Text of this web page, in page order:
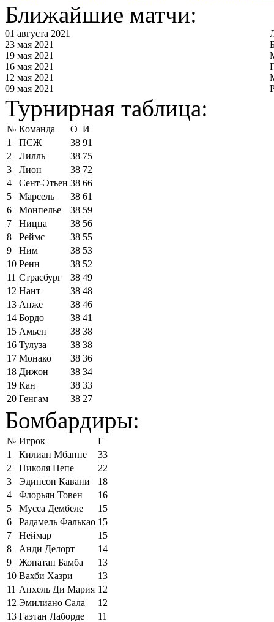
Ближайшие матчи:
01 августа 2021
23 мая 2021
19 мая 2021
16 мая 2021
12 мая 2021
09 мая 2021
Турнирная таблица:
№ Команда О И
1
ПСЖ 38 91
2
Лилль 38 75
3
Лион 38 72
4
Сент-Этьен 38 66
5
Марсель 38 61
6
Монпелье 38 59
7
Ницца 38 56
8
Реймс 38 55
9
Ним 38 53
10 Ренн 38 52
11 Страсбург 38 49
12 Нант 38 48
13 Анже 38 46
14 Бордо 38 41
15 Амьен 38 38
16 Тулуза 38 38
17 Монако 38 36
18 Дижон 38 34
19 Кан 38 33
20 Генгам 38 27
Бомбардиры:
№ Игрок
Г
1
Килиан Мбаппе
33
2
Николя Пепе
22
3
Эдинсон Кавани
18
4
Флорьян Товен
16
5
Мусса Дембеле
15
6
Радамель Фалькао 15
7
Неймар
15
8
Анди Делорт
14
9
Жонатан Бамба
13
10 Вахби Хазри
13
11 Анхель Ди Мария 12
12 Эмилиано Сала
12
13 Гаэтан Лаборде
11